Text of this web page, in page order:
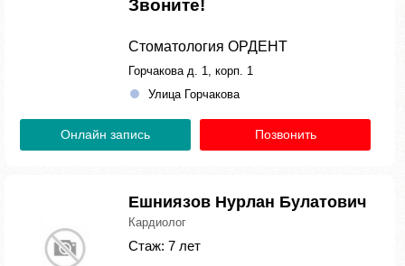
Звоните!
Стоматология ОРДЕНТ
Горчакова д. 1, корп. 1
Улица Горчакова
Онлайн запись Позвонить
Ешниязов Нурлан Булатович
Кардиолог
Стаж: 7 лет